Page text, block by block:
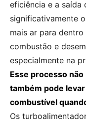
eficiência e a saída
significativamente
mais ar para
combustão e
especialmente na
Esse processo
também pode
combustível
Os